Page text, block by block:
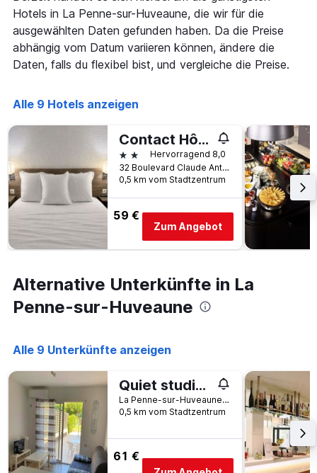
X-
Achse,
die
die
Wochentage
Diagramm
hat
Achse,
die
den
durchschnittlichen
Zimmerpreis
anzeigt.
Hotels in La Penne-sur-Huveaune, die wir für die
ausgewählten Daten gefunden haben. Da die Preise
abhängig vom Datum variieren können, ändere die
Daten, falls du flexibel bist, und vergleiche die Preise.
Alle 9 Hotels anzeigen
Contact Hôtel Marseille Aubagne
2 SterneHervorragend 8,0
32 Boulevard Claude Antonetti, La Penne-sur-Huveaune, Bouches-du-Rhône, Frankreich
0,5 km vom Stadtzentrum
59 €
Zum Angebot
Alternative Unterkünfte in La
Penne-sur-Huveaune
Alle 9 Unterkünfte anzeigen
Quiet studio near Aubagne
La Penne-sur-Huveaune, Bouches-du-Rhône, Frankreich
0,5 km vom Stadtzentrum
61 €